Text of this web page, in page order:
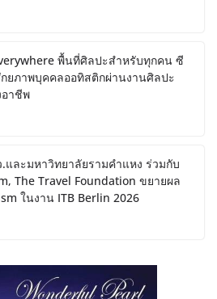
พื้นที่ศิลปะสำหรับทุกคน ซี
ยภาพบุคคลออทิสติกผ่านงานศิลปะ
าชีพ
ละมหาวิทยาลัยรามคำแหง ร่วมกับ
The Travel Foundation ขยายผล
ในงาน ITB Berlin 2026